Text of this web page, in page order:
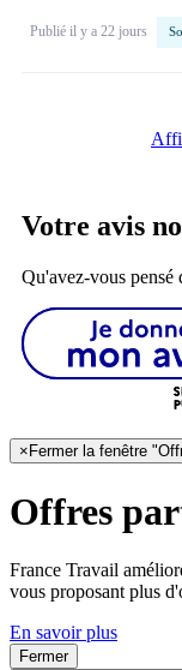
Publié il y a 22 jours
Votre avis
Qu'avez-vous pensé
× Fermer la fenêtre
Offres
France Travail
vous proposant plus
En savoir plus
Fermer